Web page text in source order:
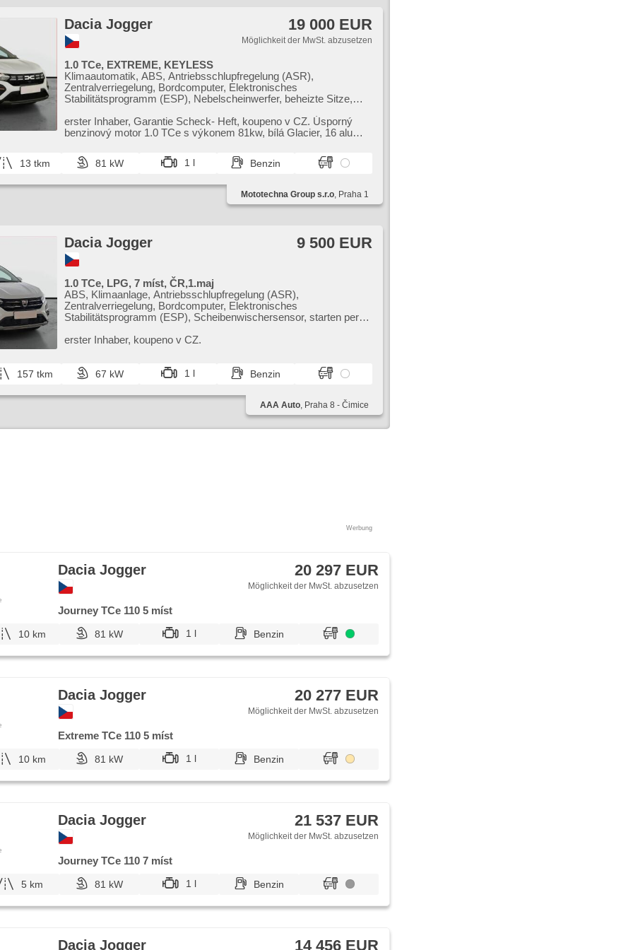
Dacia Jogger 19 000 EUR
Möglichkeit der MwSt. abzusetzen
1.0 TCe, EXTREME, KEYLESS
Klimaautomatik, ABS, Antriebsschlupfregelung (ASR),
Zentralverriegelung, Bordcomputer, Elektronisches
Stabilitätsprogramm (ESP), Nebelscheinwerfer, beheizte Sitze,
USB, 6x Airbag, Uhr Spur, El. Spiegel, Servolenkung, El.
Seitenscheiben, Dachträger, Autoradio, Handgetriebe
erster Inhaber,​ Garantie Scheck​- Heft,​ koupeno v CZ. Úsporný
benzinový motor 1.0 TCe s výkonem 81kw,​ bílá Glacier,​ 16 alu
13 tkm 81 kW 1 l Benzin
Mototechna Group s.r.o, Praha 1
Dacia Jogger 9 500 EUR
1.0 TCe, LPG, 7 míst, ČR,1.maj
ABS, Klimaanlage, Antriebsschlupfregelung (ASR),
Zentralverriegelung, Bordcomputer, Elektronisches
Stabilitätsprogramm (ESP), Scheibenwischersensor, starten per
Servolenkung, El. Seitenscheiben, Dachträger, Autoradio,
erster Inhaber,​ koupeno v CZ.
157 tkm 67 kW 1 l Benzin
AAA Auto, Praha 8 - Čimice
Werbung
Dacia Jogger 20 297 EUR
Möglichkeit der MwSt. abzusetzen
Journey TCe 110 5 míst
10 km 81 kW 1 l Benzin
Dacia Jogger 20 277 EUR
Möglichkeit der MwSt. abzusetzen
Extreme TCe 110 5 míst
10 km 81 kW 1 l Benzin
Dacia Jogger 21 537 EUR
Möglichkeit der MwSt. abzusetzen
Journey TCe 110 7 míst
5 km 81 kW 1 l Benzin
Dacia Jogger 14 456 EUR